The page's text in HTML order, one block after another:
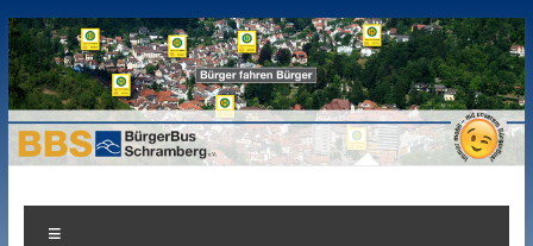
Zum
Inhalt
springen
Bürgerbus Schramberg e.V.
Bürger fahren Bürger. Gemeinnütziger Verein für die Mobilität